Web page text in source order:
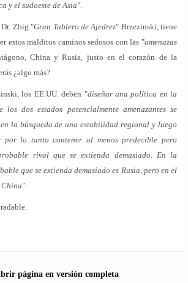
y el sudoeste de Asia".
Dr. Zbig "Gran Tablero de Ajedrez" Brzezinski, tiene
estos malditos caminos sedosos con las "amenazas
China y Rusia, justo en el corazón de la
¿algo más?
los EE.UU. deben "diseñar una política en la
dos estados potencialmente amenazantes se
la búsqueda de una estabilidad regional y luego
por lo tanto contener al menos predecible pero
rival que se extienda demasiado. En la
que se extienda demasiado es Rusia, pero en el
".
página en versión completa